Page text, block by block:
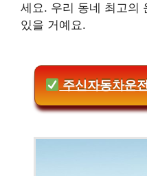
세요. 우리 동네 최고의
있을 거예요.
주신자동차운